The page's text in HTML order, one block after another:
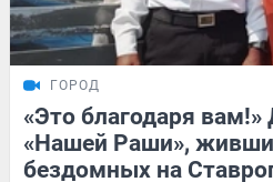
ГОРОД
«Это благодаря
«Нашей Раши»,
бездомных на